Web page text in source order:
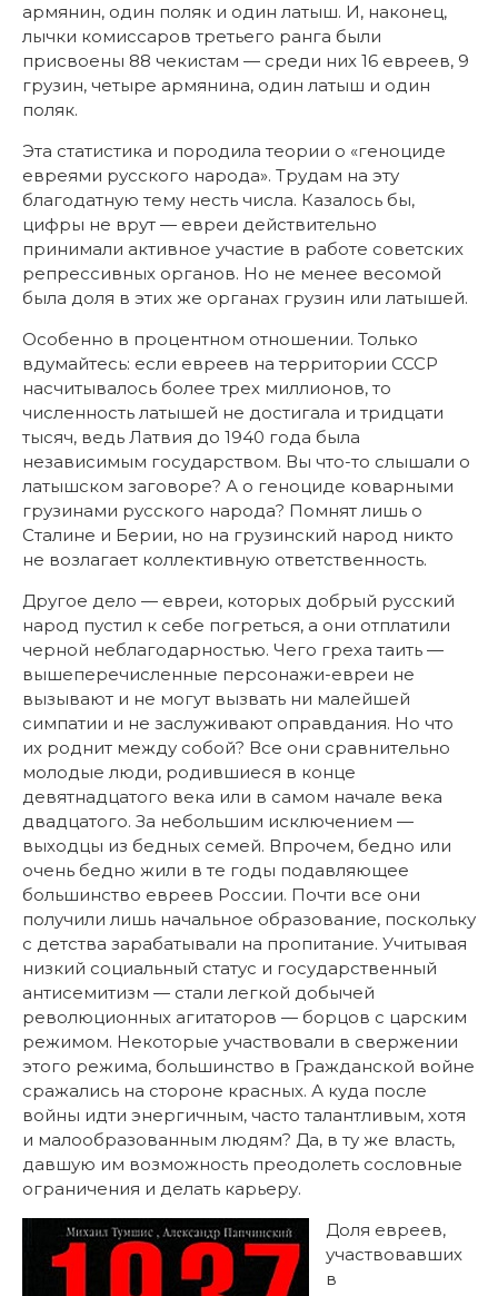
армянин, один поляк и один латыш. И, наконец,
лычки комиссаров третьего ранга были
присвоены 88 чекистам — среди них 16 евреев, 9
грузин, четыре армянина, один латыш и один
поляк.
Эта статистика и породила теории о «геноциде
евреями русского народа». Трудам на эту
благодатную тему несть числа. Казалось бы,
цифры не врут — евреи действительно
принимали активное участие в работе советских
репрессивных органов. Но не менее весомой
была доля в этих же органах грузин или латышей.
Особенно в процентном отношении. Только
вдумайтесь: если евреев на территории СССР
насчитывалось более трех миллионов, то
численность латышей не достигала и тридцати
тысяч, ведь Латвия до 1940 года была
независимым государством. Вы что-то слышали о
латышском заговоре? А о геноциде коварными
грузинами русского народа? Помнят лишь о
Сталине и Берии, но на грузинский народ никто
не возлагает коллективную ответственность.
Другое дело — евреи, которых добрый русский
народ пустил к себе погреться, а они отплатили
черной неблагодарностью. Чего греха таить —
вышеперечисленные персонажи-евреи не
вызывают и не могут вызвать ни малейшей
симпатии и не заслуживают оправдания. Но что
их роднит между собой? Все они сравнительно
молодые люди, родившиеся в конце
девятнадцатого века или в самом начале века
двадцатого. За небольшим исключением —
выходцы из бедных семей. Впрочем, бедно или
очень бедно жили в те годы подавляющее
большинство евреев России. Почти все они
получили лишь начальное образование, поскольку
с детства зарабатывали на пропитание. Учитывая
низкий социальный статус и государственный
антисемитизм — стали легкой добычей
революционных агитаторов — борцов с царским
режимом. Некоторые участвовали в свержении
этого режима, большинство в Гражданской войне
сражались на стороне красных. А куда после
войны идти энергичным, часто талантливым, хотя
и малообразованным людям? Да, в ту же власть,
давшую им возможность преодолеть сословные
ограничения и делать карьеру.
Доля евреев,
участвовавших
в